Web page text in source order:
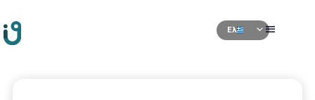
Ελ expand_moremenu